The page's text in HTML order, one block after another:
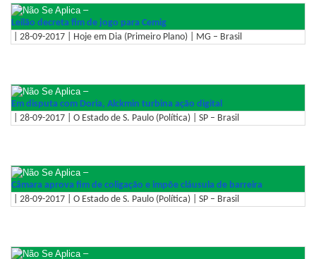
–
Leilão decreta fim de jogo para Cemig
| 28-09-2017 | Hoje em Dia (Primeiro Plano) | MG – Brasil
–
Em disputa com Doria, Alckmin turbina ação digital
| 28-09-2017 | O Estado de S. Paulo (Política) | SP – Brasil
–
Câmara aprova fim de coligação e impõe cláusula de barreira
| 28-09-2017 | O Estado de S. Paulo (Política) | SP – Brasil
–